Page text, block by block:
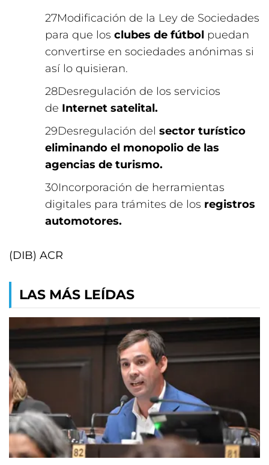
Modificación de la Ley de Sociedades
para que los clubes de fútbol puedan
convertirse en sociedades anónimas si
así lo quisieran.
Desregulación de los servicios
de Internet satelital.
Desregulación del sector turístico
eliminando el monopolio de las
agencias de turismo.
Incorporación de herramientas
digitales para trámites de los registros
automotores.
(DIB) ACR
LAS MÁS LEÍDAS